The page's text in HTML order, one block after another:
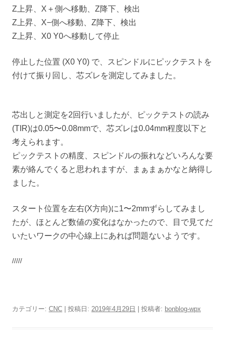
Z上昇、X＋側へ移動、Z降下、検出
Z上昇、X−側へ移動、Z降下、検出
Z上昇、X0 Y0へ移動して停止
停止した位置 (X0 Y0) で、スピンドルにピックテストを
付けて振り回し、芯ズレを測定してみました。
芯出しと測定を2回行いましたが、ピックテストの読み
(TIR)は0.05〜0.08mmで、芯ズレは0.04mm程度以下と
考えられます。
ピックテストの精度、スピンドルの振れなどいろんな要
素が絡んでくると思われますが、まぁまぁかなと納得し
ました。
スタート位置を左右(X方向)に1〜2mmずらしてみまし
たが、ほとんど数値の変化はなかったので、目で見てだ
いたいワークの中心線上にあれば問題ないようです。
/////
カテゴリー: CNC | 投稿日: 2019年4月29日 | 投稿者: bonblog-wpx